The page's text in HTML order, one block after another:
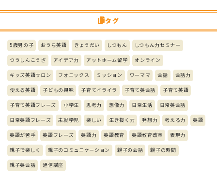
タグ
5歳男の子 おうち英語 きょうだい しつもん しつもん力セミナー
つうしんこうざ アイデア力 アットホーム留学 オンライン
キッズ英語サロン フォニックス ミッション ワーママ 会話 会話力
使える英語 子どもの興味 子育てイライラ 子育て英会話 子育て英語
子育て英語フレーズ 小学生 思考力 想像力 日常生活 日常英会話
日常英語フレーズ 未就学児 楽しい 生き抜く力 発想力 考える力 英語
英語が苦手 英語フレーズ 英語力 英語教育 英語教育改革 表現力
親子で楽しく 親子のコミュニケーション 親子の会話 親子の時間
親子英会話 通信講座